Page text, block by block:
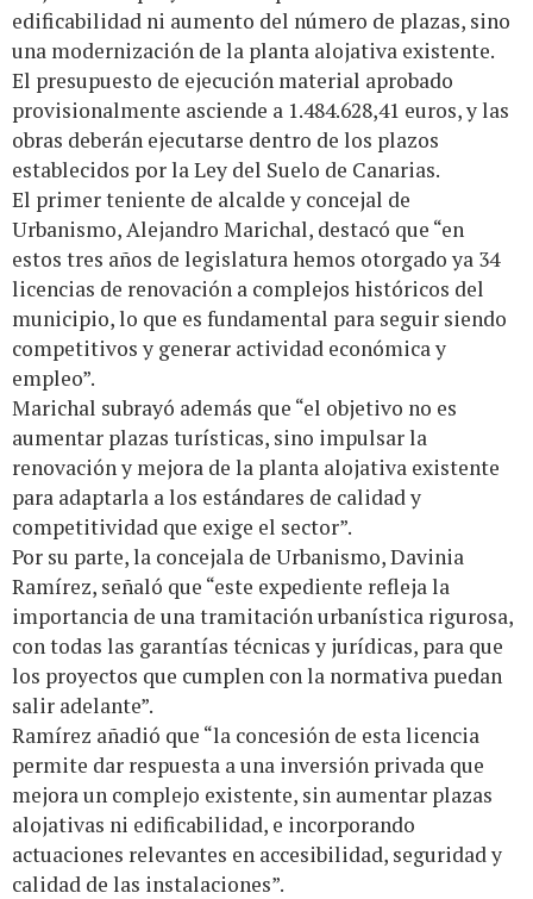
edificabilidad ni aumento del número de plazas, sino
una modernización de la planta alojativa existente.
El presupuesto de ejecución material aprobado
provisionalmente asciende a 1.484.628,41 euros, y las
obras deberán ejecutarse dentro de los plazos
establecidos por la Ley del Suelo de Canarias.
El primer teniente de alcalde y concejal de
Urbanismo, Alejandro Marichal, destacó que “en
estos tres años de legislatura hemos otorgado ya 34
licencias de renovación a complejos históricos del
municipio, lo que es fundamental para seguir siendo
competitivos y generar actividad económica y
empleo”.
Marichal subrayó además que “el objetivo no es
aumentar plazas turísticas, sino impulsar la
renovación y mejora de la planta alojativa existente
para adaptarla a los estándares de calidad y
competitividad que exige el sector”.
Por su parte, la concejala de Urbanismo, Davinia
Ramírez, señaló que “este expediente refleja la
importancia de una tramitación urbanística rigurosa,
con todas las garantías técnicas y jurídicas, para que
los proyectos que cumplen con la normativa puedan
salir adelante”.
Ramírez añadió que “la concesión de esta licencia
permite dar respuesta a una inversión privada que
mejora un complejo existente, sin aumentar plazas
alojativas ni edificabilidad, e incorporando
actuaciones relevantes en accesibilidad, seguridad y
calidad de las instalaciones”.